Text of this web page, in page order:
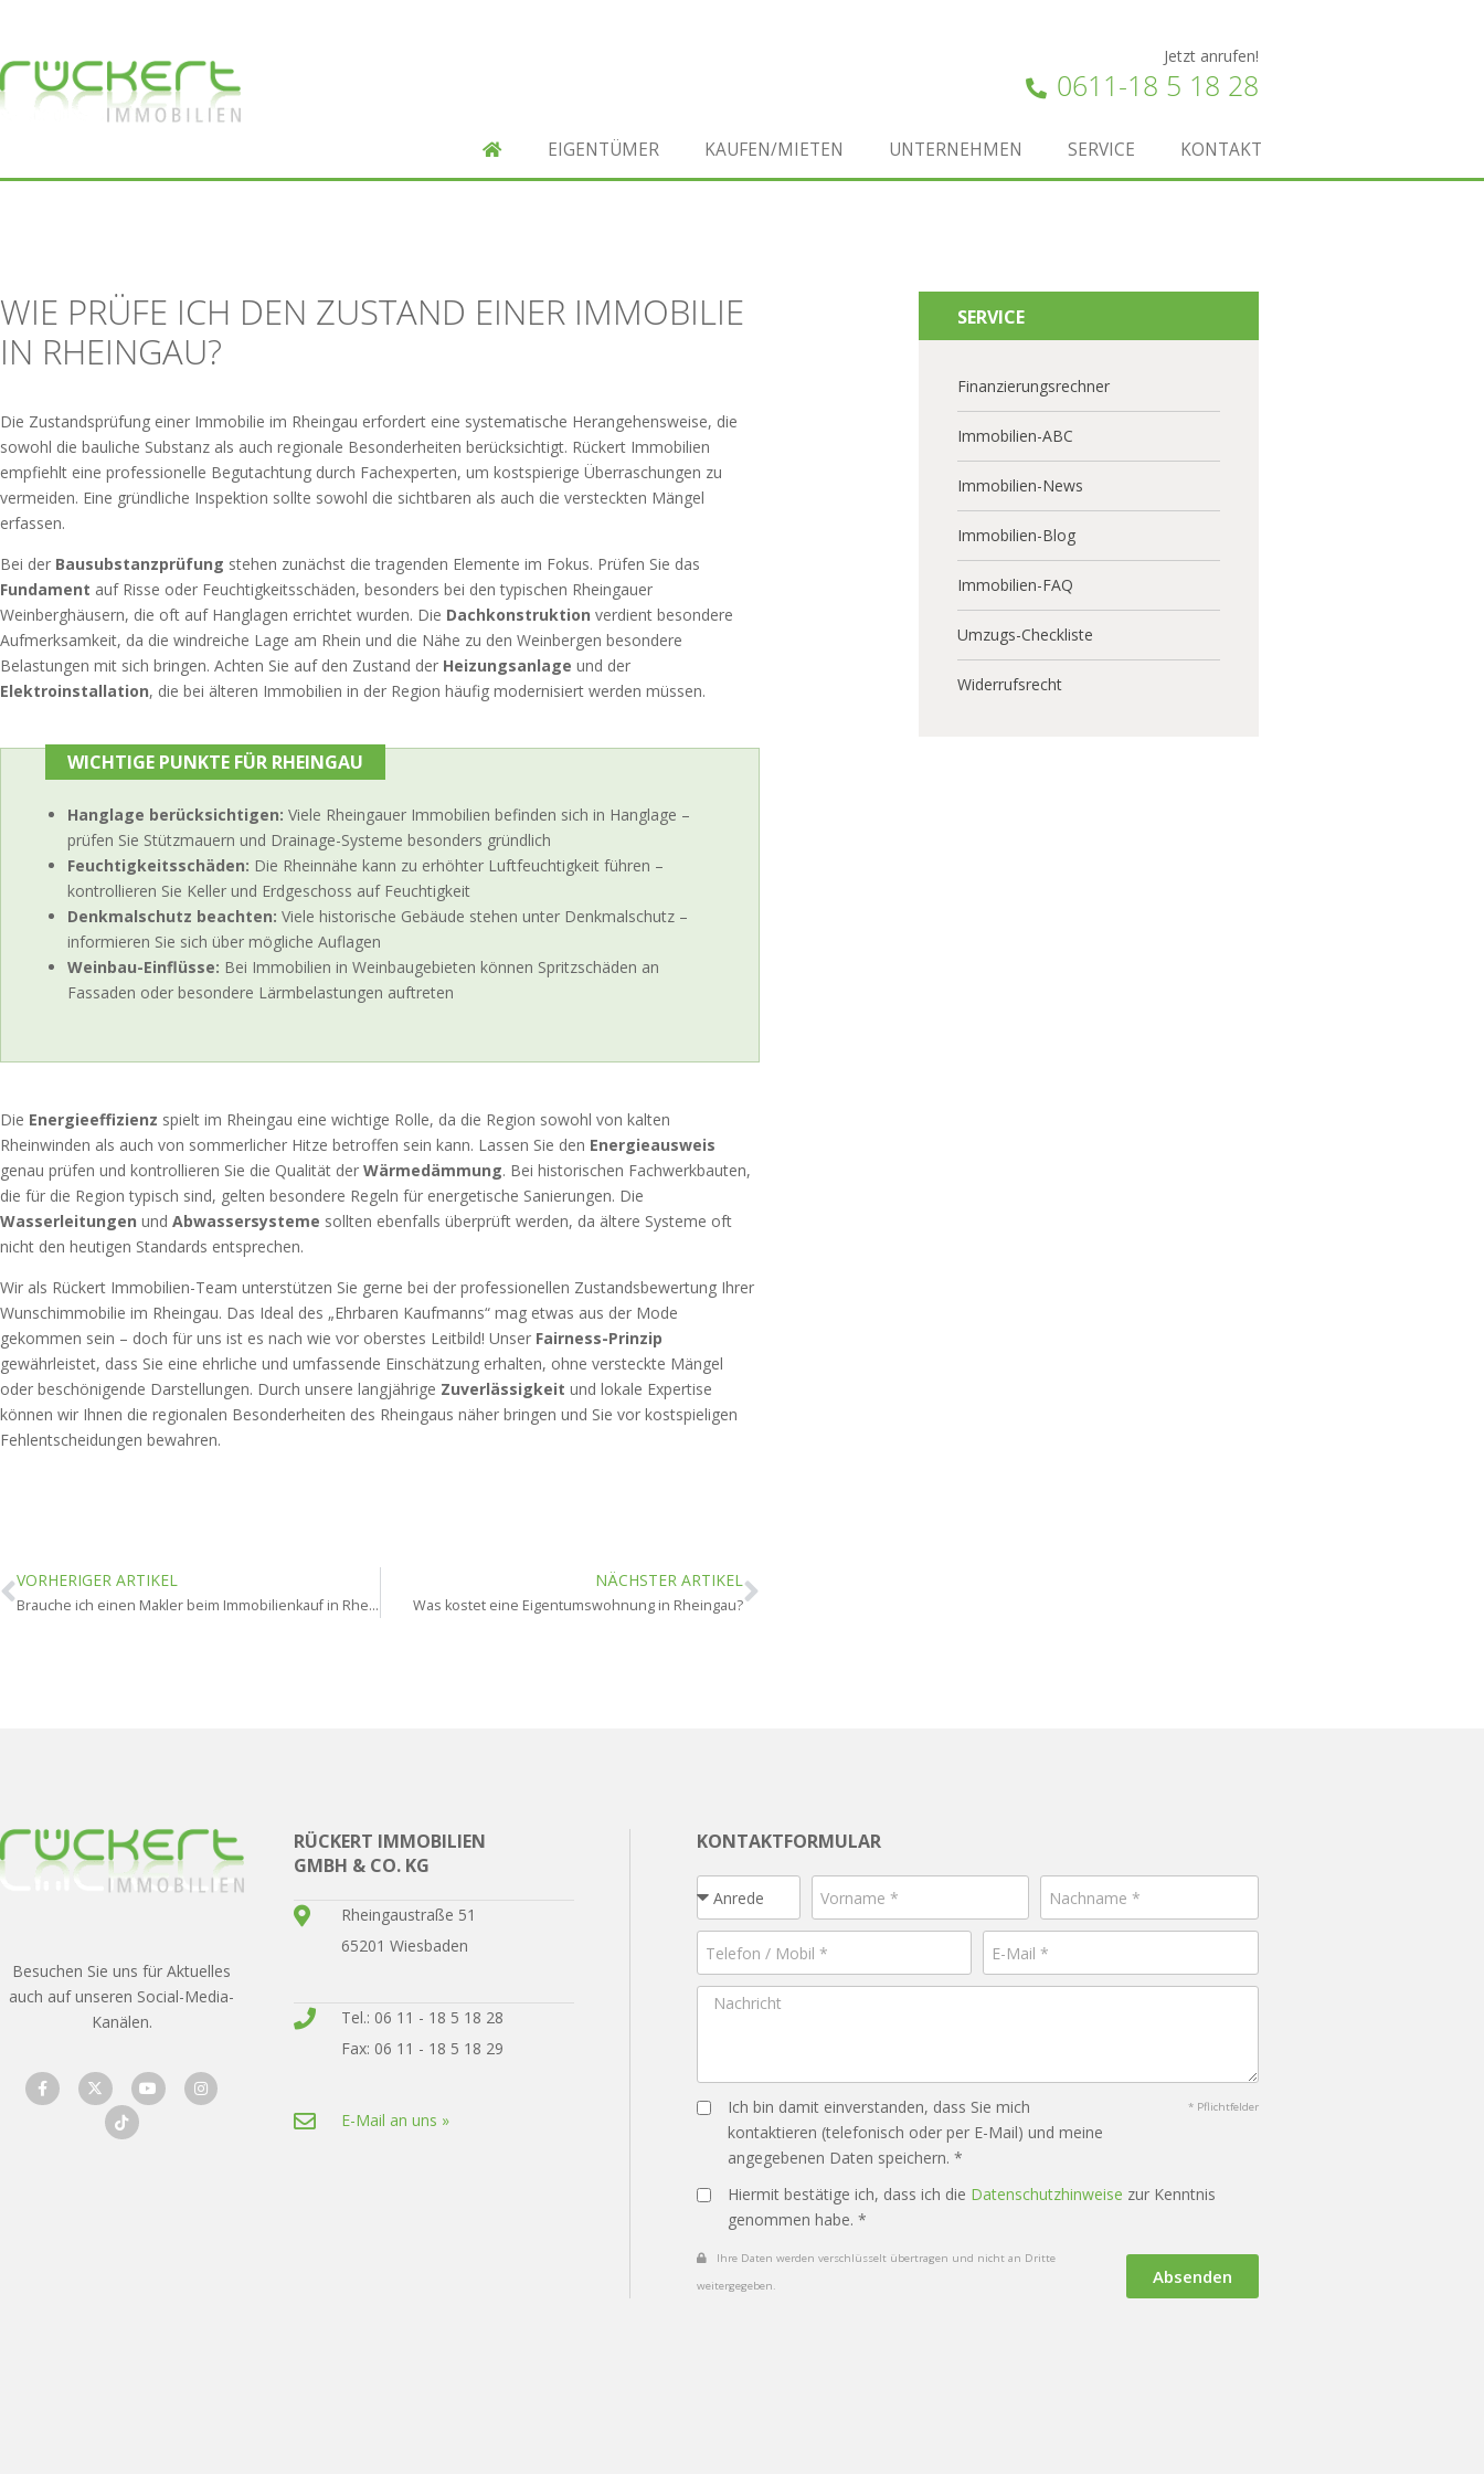
Jetzt anrufen!
0611-18 5 18 28
EIGENTÜMER KAUFEN/MIETEN UNTERNEHMEN SERVICE KONTAKT
WIE PRÜFE ICH DEN ZUSTAND EINER IMMOBILIE
IN RHEINGAU?
Die Zustandsprüfung einer Immobilie im Rheingau erfordert eine systematische Herangehensweise, die
sowohl die bauliche Substanz als auch regionale Besonderheiten berücksichtigt. Rückert Immobilien
empfiehlt eine professionelle Begutachtung durch Fachexperten, um kostspierige Überraschungen zu
vermeiden. Eine gründliche Inspektion sollte sowohl die sichtbaren als auch die versteckten Mängel
erfassen.
Bei der Bausubstanzprüfung stehen zunächst die tragenden Elemente im Fokus. Prüfen Sie das
Fundament auf Risse oder Feuchtigkeitsschäden, besonders bei den typischen Rheingauer
Weinberghäusern, die oft auf Hanglagen errichtet wurden. Die Dachkonstruktion verdient besondere
Aufmerksamkeit, da die windreiche Lage am Rhein und die Nähe zu den Weinbergen besondere
Belastungen mit sich bringen. Achten Sie auf den Zustand der Heizungsanlage und der
Elektroinstallation, die bei älteren Immobilien in der Region häufig modernisiert werden müssen.
WICHTIGE PUNKTE FÜR RHEINGAU
Hanglage berücksichtigen: Viele Rheingauer Immobilien befinden sich in Hanglage –
prüfen Sie Stützmauern und Drainage-Systeme besonders gründlich
Feuchtigkeitsschäden: Die Rheinnähe kann zu erhöhter Luftfeuchtigkeit führen –
kontrollieren Sie Keller und Erdgeschoss auf Feuchtigkeit
Denkmalschutz beachten: Viele historische Gebäude stehen unter Denkmalschutz –
informieren Sie sich über mögliche Auflagen
Weinbau-Einflüsse: Bei Immobilien in Weinbaugebieten können Spritzschäden an
Fassaden oder besondere Lärmbelastungen auftreten
Die Energieeffizienz spielt im Rheingau eine wichtige Rolle, da die Region sowohl von kalten
Rheinwinden als auch von sommerlicher Hitze betroffen sein kann. Lassen Sie den Energieausweis
genau prüfen und kontrollieren Sie die Qualität der Wärmedämmung. Bei historischen Fachwerkbauten,
die für die Region typisch sind, gelten besondere Regeln für energetische Sanierungen. Die
Wasserleitungen und Abwassersysteme sollten ebenfalls überprüft werden, da ältere Systeme oft
nicht den heutigen Standards entsprechen.
Wir als Rückert Immobilien-Team unterstützen Sie gerne bei der professionellen Zustandsbewertung Ihrer
Wunschimmobilie im Rheingau. Das Ideal des „Ehrbaren Kaufmanns“ mag etwas aus der Mode
gekommen sein – doch für uns ist es nach wie vor oberstes Leitbild! Unser Fairness-Prinzip
gewährleistet, dass Sie eine ehrliche und umfassende Einschätzung erhalten, ohne versteckte Mängel
oder beschönigende Darstellungen. Durch unsere langjährige Zuverlässigkeit und lokale Expertise
können wir Ihnen die regionalen Besonderheiten des Rheingaus näher bringen und Sie vor kostspieligen
Fehlentscheidungen bewahren.
VORHERIGER ARTIKEL
Brauche ich einen Makler beim Immobilienkauf in Rheingau?
NÄCHSTER ARTIKEL
Was kostet eine Eigentumswohnung in Rheingau?
SERVICE
Finanzierungsrechner
Immobilien-ABC
Immobilien-News
Immobilien-Blog
Immobilien-FAQ
Umzugs-Checkliste
Widerrufsrecht
Besuchen Sie uns für Aktuelles
auch auf unseren Social-Media-
Kanälen.
RÜCKERT IMMOBILIEN
GMBH & CO. KG
Rheingaustraße 51
65201 Wiesbaden
Tel.: 06 11 - 18 5 18 28
Fax: 06 11 - 18 5 18 29
E-Mail an uns »
KONTAKTFORMULAR
Ich bin damit einverstanden, dass Sie mich
kontaktieren (telefonisch oder per E-Mail) und meine
angegebenen Daten speichern. *
* Pflichtfelder
Hiermit bestätige ich, dass ich die Datenschutzhinweise zur Kenntnis
genommen habe. *
Ihre Daten werden verschlüsselt übertragen und nicht an Dritte
weitergegeben.
Absenden